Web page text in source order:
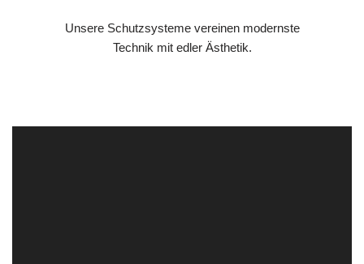
Unsere Schutzsysteme vereinen modernste
Technik mit edler Ästhetik.